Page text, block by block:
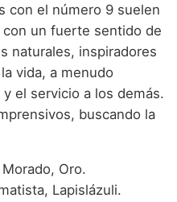
con el número 9 suelen
un fuerte sentido de
naturales, inspiradores
vida, a menudo
el servicio a los demás.
buscando la
Morado, Oro.
Lapislázuli.